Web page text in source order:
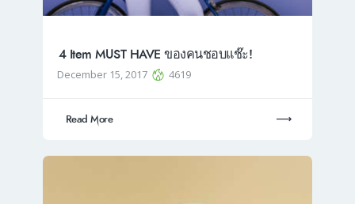
4 Item MUST HAVE ของคนชอบแช๊ะ!
December 15, 2017 4619
Read More